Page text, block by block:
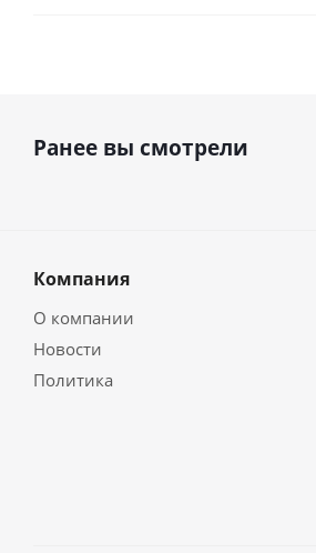
Ранее вы смотрели
Компания
О компании
Новости
Политика